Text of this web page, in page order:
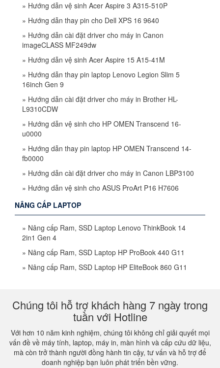
» Hướng dẫn vệ sinh Acer Aspire 3 A315-510P
» Hướng dẫn thay pin cho Dell XPS 16 9640
» Hướng dẫn cài đặt driver cho máy in Canon
imageCLASS MF249dw
» Hướng dẫn vệ sinh Acer Aspire 15 A15-41M
» Hướng dẫn thay pin laptop Lenovo Legion Slim 5
16inch Gen 9
» Hướng dẫn cài đặt driver cho máy in Brother HL-
L9310CDW
» Hướng dẫn vệ sinh cho HP OMEN Transcend 16-
u0000
» Hướng dẫn thay pin laptop HP OMEN Transcend 14-
fb0000
» Hướng dẫn cài đặt driver cho máy in Canon LBP3100
» Hướng dẫn vệ sinh cho ASUS ProArt P16 H7606
NÂNG CẤP LAPTOP
» Nâng cấp Ram, SSD Laptop Lenovo ThinkBook 14
2in1 Gen 4
» Nâng cấp Ram, SSD Laptop HP ProBook 440 G11
» Nâng cấp Ram, SSD Laptop HP EliteBook 860 G11
Chúng tôi hỗ trợ khách hàng 7 ngày trong
tuần với Hotline
Với hơn 10 năm kinh nghiệm, chúng tôi không chỉ giải quyết mọi
vấn đề về máy tính, laptop, máy in, màn hình và cấp cứu dữ liệu,
mà còn trở thành người đồng hành tin cậy, tư vấn và hỗ trợ để
doanh nghiệp bạn luôn phát triển bền vững.